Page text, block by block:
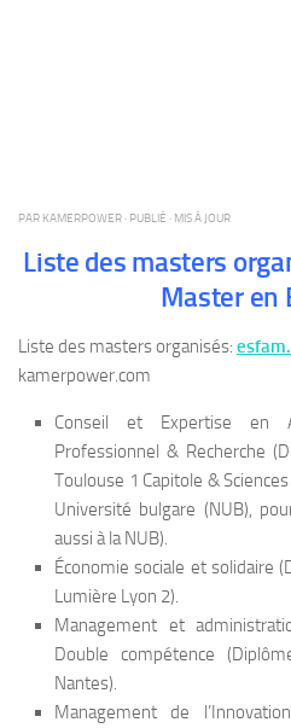
PAR KAMERPOWER· PUBLIÉ · MIS À JOUR
Liste des masters
Master en
Liste des masters organisés:
kamerpower.com
Conseil et Expertise en
Professionnel & Recherche
Toulouse 1 Capitole &
Université bulgare (NUB),
aussi à la NUB).
Économie sociale et solidaire
Lumière Lyon 2).
Management et
Double compétence
Nantes).
Management de